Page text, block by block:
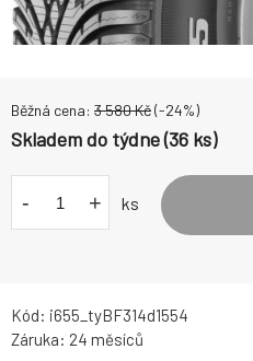
Běžná cena: 3 580Kč(-24%)
Skladem do týdne (36 ks)
- + ks
Kód: i655_tyBF314d1554
Záruka: 24 měsíců